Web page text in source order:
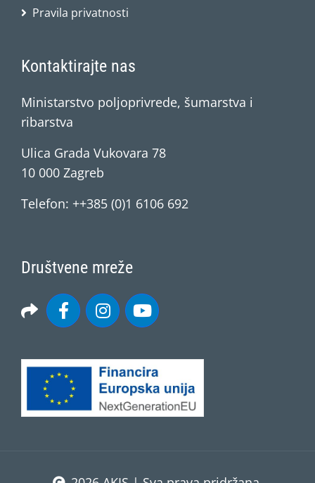
Pravila privatnosti
Kontaktirajte nas
Ministarstvo poljoprivrede, šumarstva i
ribarstva
Ulica Grada Vukovara 78
10 000 Zagreb
Telefon: ++385 (0)1 6106 692
Društvene mreže